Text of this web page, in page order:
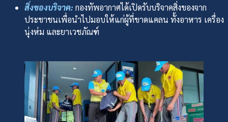
สิ่งของบริจาค: กองทัพอากาศได้เปิดรับบริจาคสิ่งของจาก
ประชาชนเพื่อนำไปมอบให้แก่ผู้ที่ขาดแคลน ทั้งอาหาร เครื่อง
นุ่งห่ม และยาเวชภัณฑ์